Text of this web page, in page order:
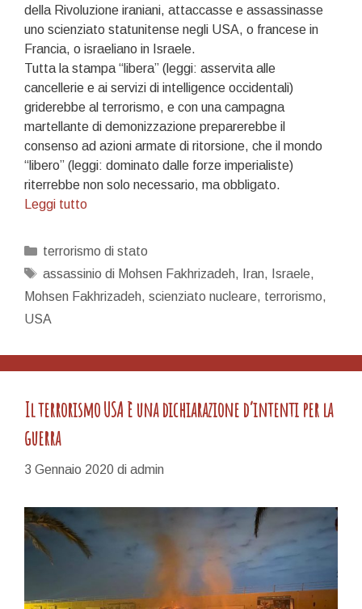
della Rivoluzione iraniani, attaccasse e assassinasse
uno scienziato statunitense negli USA, o francese in
Francia, o israeliano in Israele.
Tutta la stampa “libera” (leggi: asservita alle
cancellerie e ai servizi di intelligence occidentali)
griderebbe al terrorismo, e con una campagna
martellante di demonizzazione preparerebbe il
consenso ad azioni armate di ritorsione, che il mondo
“libero” (leggi: dominato dalle forze imperialiste)
riterrebbe non solo necessario, ma obbligato.
Leggi tuttoTerrorismo
non
si
Categorie
terrorismo di stato
Tag
assassinio di Mohsen Fakhrizadeh, Iran, Israele,
Mohsen Fakhrizadeh, scienziato nucleare, terrorismo,
USA
Il terrorismo USA è una dichiarazione d’intenti per la
guerra
3 Gennaio 2020 di admin